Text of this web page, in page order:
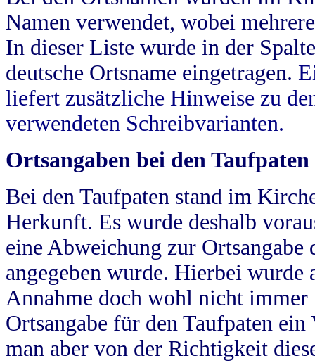
Namen verwendet, wobei
In dieser Liste wurde in der
deutsche Ortsname eingetragen.
liefert zusätzliche Hinweise zu
verwendeten Schreibvarianten.
Ortsangaben bei den Taufpaten
Bei den Taufpaten stand im
Herkunft. Es wurde deshalb
eine Abweichung zur
angegeben wurde. Hierbei wurde
Annahme doch wohl nicht
Ortsangabe für den Taufpaten
man aber von der Richtigkeit